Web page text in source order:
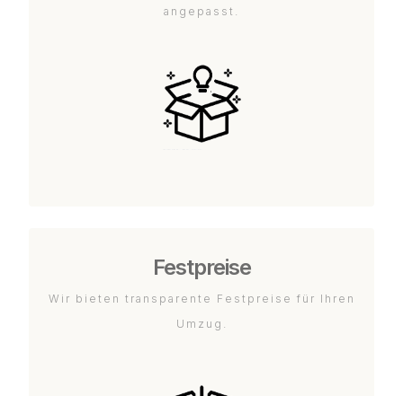
angepasst.
Festpreise
Wir bieten transparente Festpreise für Ihren
Umzug.